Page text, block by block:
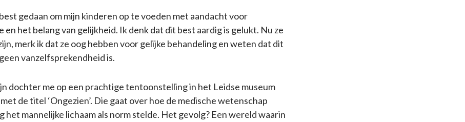
gedaan om mijn kinderen op te voeden met aandacht voor
en het belang van gelijkheid. Ik denk dat dit best aardig is gelukt. Nu ze
merk ik dat ze oog hebben voor gelijke behandeling en weten dat dit
vanzelfsprekendheid is.
dochter me op een prachtige tentoonstelling in het Leidse museum
de titel ‘Ongezien’. Die gaat over hoe de medische wetenschap
het mannelijke lichaam als norm stelde. Het gevolg? Een wereld waarin